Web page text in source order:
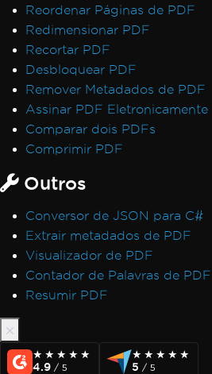
Reordenar Páginas de PDF
Redimensionar PDF
Recortar PDF
Desbloquear PDF
Remover Metadados de PDF
Assinar PDF Eletronicamente
Comparar dois PDFs
Comprimir PDF
Outros
Conversor de JSON para C#
Extrair metadados de PDF
Visualizador de PDF
Contador de Palavras de PDF
Resumir PDF
★★★★★
★★★★★
4.9 / 5
★★★★★
★★★★★
5 / 5